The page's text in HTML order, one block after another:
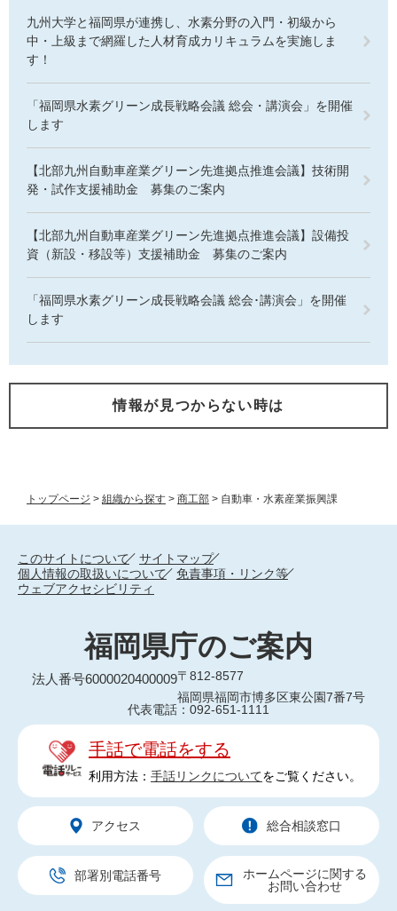
トップページ > 組織から探す > 商工部 > 自動車・水素産業振興課
九州大学と福岡県が連携し、水素分野の入門・初級から
中・上級まで網羅した人材育成カリキュラムを実施しま
す！
「福岡県水素グリーン成長戦略会議 総会・講演会」を開催
します
【北部九州自動車産業グリーン先進拠点推進会議】技術開
発・試作支援補助金 募集のご案内
【北部九州自動車産業グリーン先進拠点推進会議】設備投
資（新設・移設等）支援補助金 募集のご案内
「福岡県水素グリーン成長戦略会議 総会･講演会」を開催
します
情報が見つからない時は
このサイトについて
サイトマップ
個人情報の取扱いについて
免責事項・リンク等
ウェブアクセシビリティ
福岡県庁のご案内
法人番号6000020400009〒812-8577
福岡県福岡市博多区東公園7番7号
代表電話：092-651-1111
手話で電話をする
利用方法： 手話リンクについてをご覧ください。
アクセス 総合相談窓口
部署別電話番号
ホームページに関する
お問い合わせ